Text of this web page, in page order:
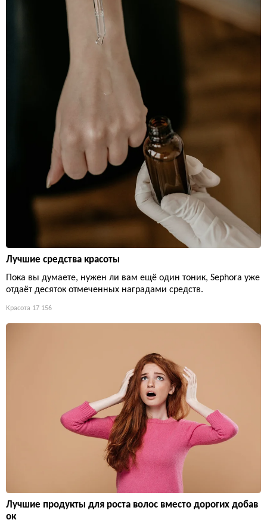
Лучшие средства красоты
Пока вы думаете, нужен ли вам ещё один тоник, Sephora уже
отдаёт десяток отмеченных наградами средств.
Красота 17 156
Лучшие продукты для роста волос вместо дорогих добав
ок